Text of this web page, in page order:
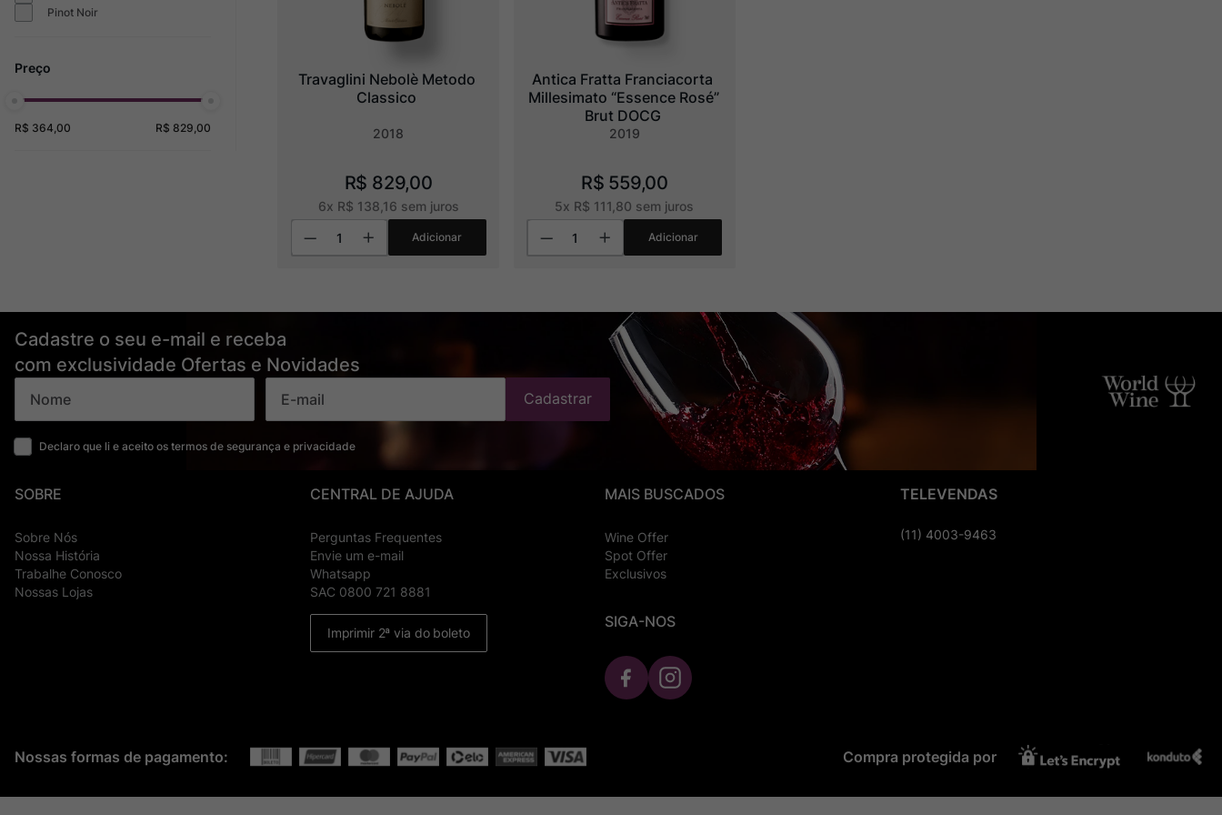
Pinot Noir
R$ 364,00 R$ 829,00
Travaglini Nebolè Metodo
Classico
2018
R$ 829,00
6x R$ 138 16 sem juros
Adicionar
Antica Fratta Franciacorta
Millesimato “Essence Rosé”
Brut DOCG
2019
R$ 559,00
5x R$ 111 80 sem juros
Adicionar
Cadastre o seu e-mail e receba
com exclusividade Ofertas e Novidades
Declaro que li e aceito os termos de segurança e privacidade
Cadastrar
SOBRE
Sobre Nós
Nossa História
Trabalhe Conosco
Nossas Lojas
CENTRAL DE AJUDA
Perguntas Frequentes
Envie um e-mail
Whatsapp
SAC 0800 721 8881
Imprimir 2ª via do boleto
MAIS BUSCADOS
Wine Offer
Spot Offer
Exclusivos
SIGA-NOS
TELEVENDAS
(11) 4003-9463
Nossas formas de pagamento: Compra protegida por